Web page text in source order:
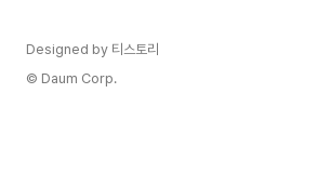
Designed by 티스토리
© Daum Corp.